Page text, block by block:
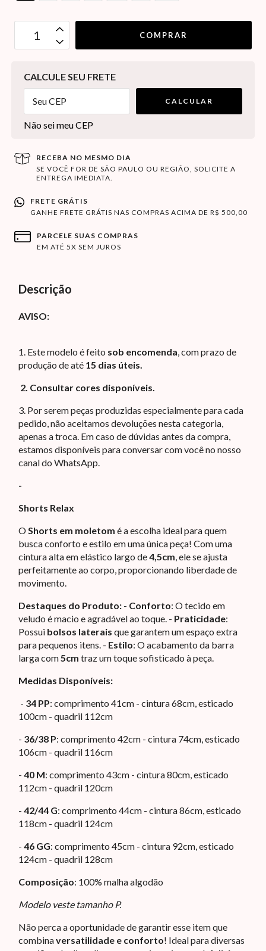
OPÇÕES DE FRETE
CALCULE SEU FRETE
CALCULAR
Não sei meu CEP
RECEBA NO MESMO DIA
SE VOCÊ FOR DE SÃO PAULO OU REGIÃO, SOLICITE A
ENTREGA IMEDIATA.
FRETE GRÁTIS
GANHE FRETE GRÁTIS NAS COMPRAS ACIMA DE R$ 500,00
PARCELE SUAS COMPRAS
EM ATÉ 5X SEM JUROS
Descrição
AVISO:
1. Este modelo é feito sob encomenda, com prazo de
produção de até 15 dias úteis.
2. Consultar cores disponíveis.
3. Por serem peças produzidas especialmente para cada
pedido, não aceitamos devoluções nesta categoria,
apenas a troca. Em caso de dúvidas antes da compra,
estamos disponíveis para conversar com você no nosso
canal do WhatsApp.
-
Shorts Relax
OShorts em moletom é a escolha ideal para quem
busca conforto e estilo em uma única peça! Com uma
cintura alta em elástico largo de4,5cm, ele se ajusta
perfeitamente ao corpo, proporcionando liberdade de
movimento.
Destaques do Produto: - Conforto: O tecido em
veludo é macio e agradável ao toque. - Praticidade:
Possui bolsos laterais que garantem um espaço extra
para pequenos itens. - Estilo: O acabamento da barra
larga com5cm traz um toque sofisticado à peça.
Medidas Disponíveis:
- 34 PP: comprimento 41cm - cintura 68cm, esticado
100cm - quadril 112cm
- 36/38 P: comprimento 42cm - cintura 74cm, esticado
106cm - quadril 116cm
- 40 M: comprimento 43cm - cintura 80cm, esticado
112cm - quadril 120cm
- 42/44 G: comprimento 44cm - cintura 86cm, esticado
118cm - quadril 124cm
- 46 GG: comprimento 45cm - cintura 92cm, esticado
124cm - quadril 128cm
Composição: 100% malha algodão
Modelo veste tamanho P.
Não perca a oportunidade de garantir esse item que
combinaversatilidade e conforto! Ideal para diversas